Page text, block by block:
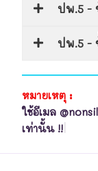
ปพ.5 -
ปพ.5 -
หมายเหตุ :
ใช้อีเมล
เท่านั้น !!